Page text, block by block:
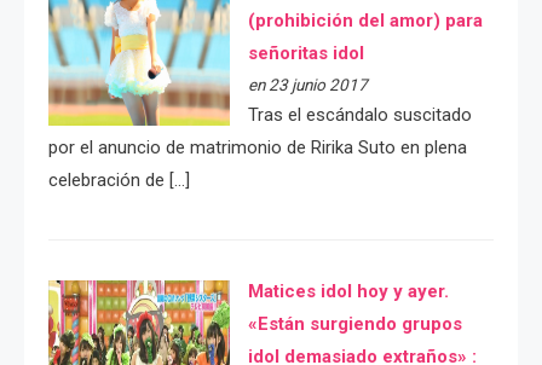
(prohibición del amor) para
señoritas idol
en 23 junio 2017
Tras el escándalo suscitado
por el anuncio de matrimonio de Ririka Suto en plena
celebración de […]
Matices idol hoy y ayer.
«Están surgiendo grupos
idol demasiado extraños» :